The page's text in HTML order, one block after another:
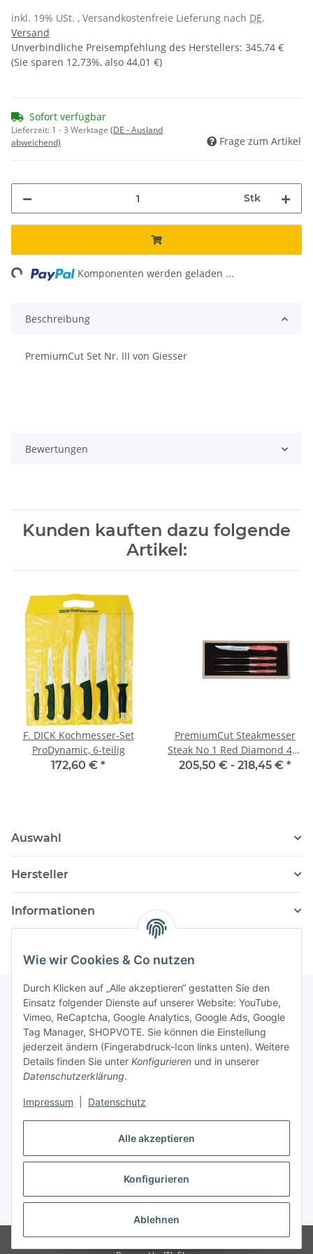
Alle akzeptieren
Konfigurieren
Ablehnen
Wie wir Cookies & Co nutzen
Durch Klicken auf „Alle akzeptieren“ gestatten Sie den
Einsatz folgender Dienste auf unserer Website: YouTube,
Vimeo, ReCaptcha, Google Analytics, Google Ads, Google
Tag Manager, SHOPVOTE. Sie können die Einstellung
jederzeit ändern (Fingerabdruck-Icon links unten). Weitere
Details finden Sie unter Konfigurieren und in unserer
Datenschutzerklärung.
Impressum Datenschutz
inkl. 19% USt. , Versandkostenfreie Lieferung nach DE.
Versand
Unverbindliche Preisempfehlung des Herstellers: 345,74 €
(Sie sparen 12.73%, also 44,01 €)
Sofort verfügbar
Lieferzeit: 1 - 3 Werktage (DE - Ausland
abweichend)
Frage zum Artikel
Stk
Komponenten werden geladen ...
Beschreibung
PremiumCut Set Nr. III von Giesser
Bewertungen
Kunden kauften dazu folgende
Artikel:
F. DICK Kochmesser-Set
ProDynamic, 6-teilig
172,60 € *
PremiumCut Steakmesser
Steak No 1 Red Diamond 4er
Set von Giesser
205,50 € - 218,45 € *
Auswahl
Hersteller
Informationen
Newsletter Abonnieren
Bitte senden Sie mir entsprechend Ihrer
Datenschutzerklärungregelmäßig und jederzeit widerruflich
Informationen zu Ihrem Produktsortiment per E-Mail zu.
Abonnieren
Newsletter Abonnieren
Vertrag widerrufen
* Alle Preise inkl. gesetzlicher USt., zzgl.